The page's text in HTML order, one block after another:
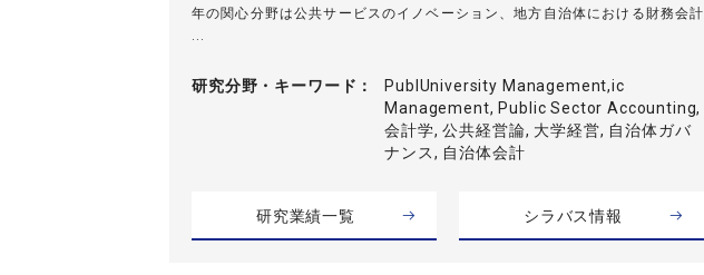
年の関心分野は公共サービスのイノベーション、地方自治体における財務会計
研究分野・ キーワード
PublUniversity Management,ic
Management, Public Sector Accounting,
会計学, 公共経営論, 大学経営, 自治体ガバ
ナンス, 自治体会計
研究業績一覧 シラバス情報